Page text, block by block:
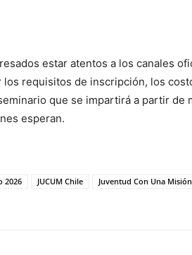
estar atentos a los canales
los requisitos de inscripción, los
que se impartirá a partir de
esperan.
2026 JUCUM Chile Juventud Con Una